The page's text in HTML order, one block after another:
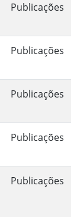
Publicações
Publicações
Publicações
Publicações
Publicações